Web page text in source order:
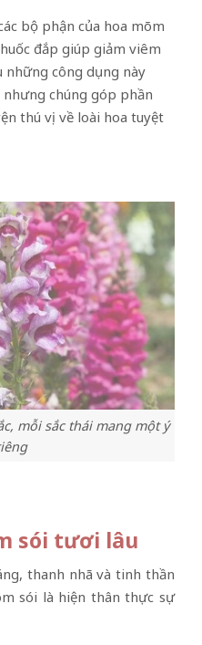
bộ phận của hoa mõm
đắp giúp giảm viêm
những công dụng này
chúng góp phần
thú vị về loài hoa tuyệt
mỗi sắc thái mang một ý
sói tươi lâu
thanh nhã và tinh thần
sói là hiện thân thực sự